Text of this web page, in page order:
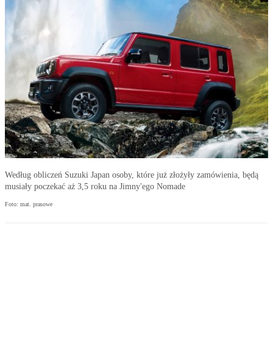
Według obliczeń Suzuki Japan osoby, które już złożyły zamówienia, będą
musiały poczekać aż 3,5 roku na Jimny'ego Nomade
Foto: mat. prasowe